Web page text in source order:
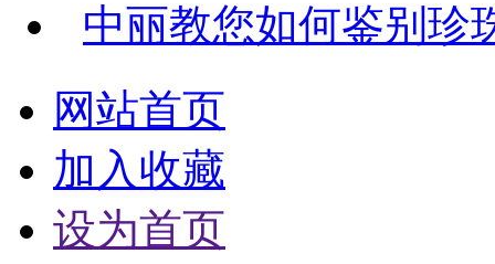
中丽教您如何鉴别珍
网站首页
加入收藏
设为首页